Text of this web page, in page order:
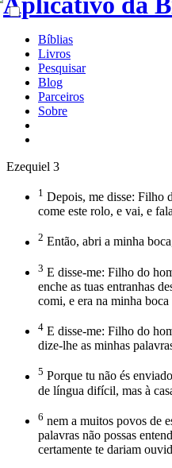
Bíblias
Livros
Pesquisar
Blog
Parceiros
Sobre
Ezequiel 3
1 Depois, me disse: Filho
come este rolo, e vai, e
2 Então, abri a minha
3 E disse-me: Filho do
enche as tuas entranhas
comi, e era na minha
4 E disse-me: Filho do
dize-lhe as minhas
5 Porque tu não és
de língua difícil, mas à
6 nem a muitos povos de
palavras não possas
certamente te dariam